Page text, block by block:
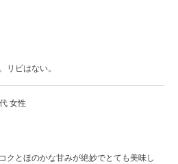
リピはない。
女性
クとほのかな甘みが絶妙でとても美味し